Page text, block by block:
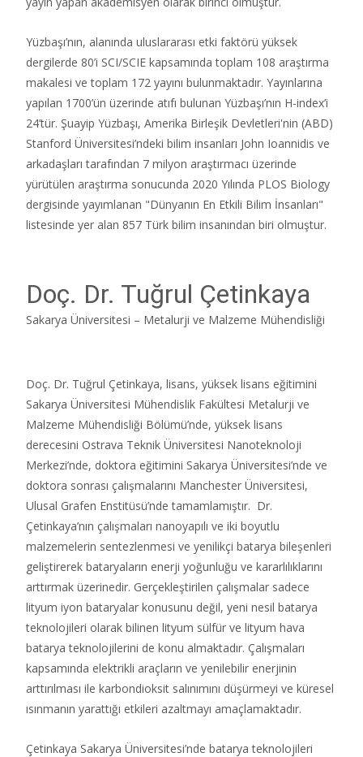
Yüzbaşı’nın, alanında uluslararası etki faktörü yüksek
dergilerde 80’i SCI/SCIE kapsamında toplam 108 araştırma
makalesi ve toplam 172 yayını bulunmaktadır. Yayınlarına
yapılan 1700’ün üzerinde atıfı bulunan Yüzbaşı’nın H-index’i
24’tür. Şuayip Yüzbaşı, Amerika Birleşik Devletleri'nin (ABD)
Stanford Üniversitesi’ndeki bilim insanları John Ioannidis ve
arkadaşları tarafından 7 milyon araştırmacı üzerinde
yürütülen araştırma sonucunda 2020 Yılında PLOS Biology
dergisinde yayımlanan "Dünyanın En Etkili Bilim İnsanları"
listesinde yer alan 857 Türk bilim insanından biri olmuştur.
Doç. Dr. Tuğrul Çetinkaya
Sakarya Üniversitesi – Metalurji ve Malzeme Mühendisliği
Doç. Dr. Tuğrul Çetinkaya, lisans, yüksek lisans eğitimini
Sakarya Üniversitesi Mühendislik Fakültesi Metalurji ve
Malzeme Mühendisliği Bölümü’nde, yüksek lisans
derecesini Ostrava Teknik Üniversitesi Nanoteknoloji
Merkezi’nde, doktora eğitimini Sakarya Üniversitesi’nde ve
doktora sonrası çalışmalarını Manchester Üniversitesi,
Ulusal Grafen Enstitüsü’nde tamamlamıştır. Dr.
Çetinkaya’nın çalışmaları nanoyapılı ve iki boyutlu
malzemelerin sentezlenmesi ve yenilikçi batarya bileşenleri
geliştirerek bataryaların enerji yoğunluğu ve kararlılıklarını
arttırmak üzerinedir. Gerçekleştirilen çalışmalar sadece
lityum iyon bataryalar konusunu değil, yeni nesil batarya
teknolojileri olarak bilinen lityum sülfür ve lityum hava
batarya teknolojilerini de konu almaktadır. Çalışmaları
kapsamında elektrikli araçların ve yenilebilir enerjinin
arttırılması ile karbondioksit salınımını düşürmeyi ve küresel
ısınmanın yarattığı etkileri azaltmayı amaçlamaktadır.
Çetinkaya Sakarya Üniversitesi’nde batarya teknolojileri